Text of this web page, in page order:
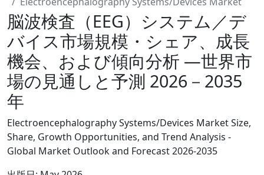
脳波検査（EEG）システム／デ
バイス市場規模・シェア、成長
機会、および傾向分析 ―世界市
場の見通しと予測 2026－2035
年
Electroencephalography Systems/Devices Market Size,
Share, Growth Opportunities, and Trend Analysis -
Global Market Outlook and Forecast 2026-2035